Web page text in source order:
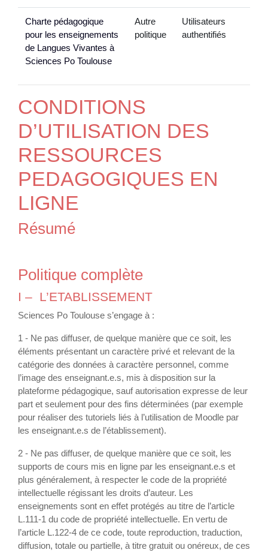
Charte pédagogique
pour les enseignements
de Langues Vivantes à
Sciences Po Toulouse
Autre
politique
Utilisateurs
authentifiés
CONDITIONS
D’UTILISATION DES
RESSOURCES
PEDAGOGIQUES EN
LIGNE
Résumé
Politique complète
I – L’ETABLISSEMENT
Sciences Po Toulouse s’engage à :
1 - Ne pas diffuser, de quelque manière que ce soit, les
éléments présentant un caractère privé et relevant de la
catégorie des données à caractère personnel, comme
l’image des enseignant.e.s, mis à disposition sur la
plateforme pédagogique, sauf autorisation expresse de leur
part et seulement pour des fins déterminées (par exemple
pour réaliser des tutoriels liés à l’utilisation de Moodle par
les enseignant.e.s de l’établissement).
2 - Ne pas diffuser, de quelque manière que ce soit, les
supports de cours mis en ligne par les enseignant.e.s et
plus généralement, à respecter le code de la propriété
intellectuelle régissant les droits d’auteur. Les
enseignements sont en effet protégés au titre de l’article
L.111-1 du code de propriété intellectuelle. En vertu de
l’article L.122-4 de ce code, toute reproduction, traduction,
diffusion, totale ou partielle, à titre gratuit ou onéreux, de ces